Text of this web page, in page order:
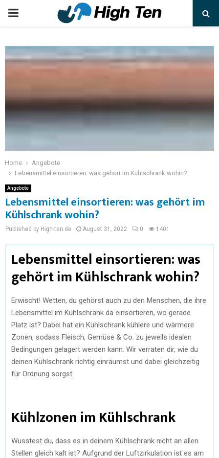
Home
Angebote
Lebensmittel einsortieren: was gehört im Kühlschrank wohin?
Angebote
Lebensmittel einsortieren: was gehört im
Kühlschrank wohin?
Published by High-ten.de August 31, 2022 0 1401
Lebensmittel einsortieren: was
gehört im Kühlschrank wohin?
Erwischt! Wetten, du gehörst auch zu den Menschen, die ihre
Lebensmittel im Kühlschrank da einsortieren, wo gerade
Platz ist? Dabei hat ein Kühlschrank kühlere und wärmere
Zonen, sodass Fleisch, Gemüse & Co. zu jeweils idealen
Bedingungen gelagert werden kann. Wir verraten dir, wie du
deinen Kühlschrank richtig einräumst und dabei gleichzeitig
für Ordnung sorgst.
Kühlzonen im Kühlschrank
Wusstest du, dass es in deinem Kühlschrank nicht an allen
Stellen gleich kalt ist? Aufgrund der Luftzirkulation ist es am